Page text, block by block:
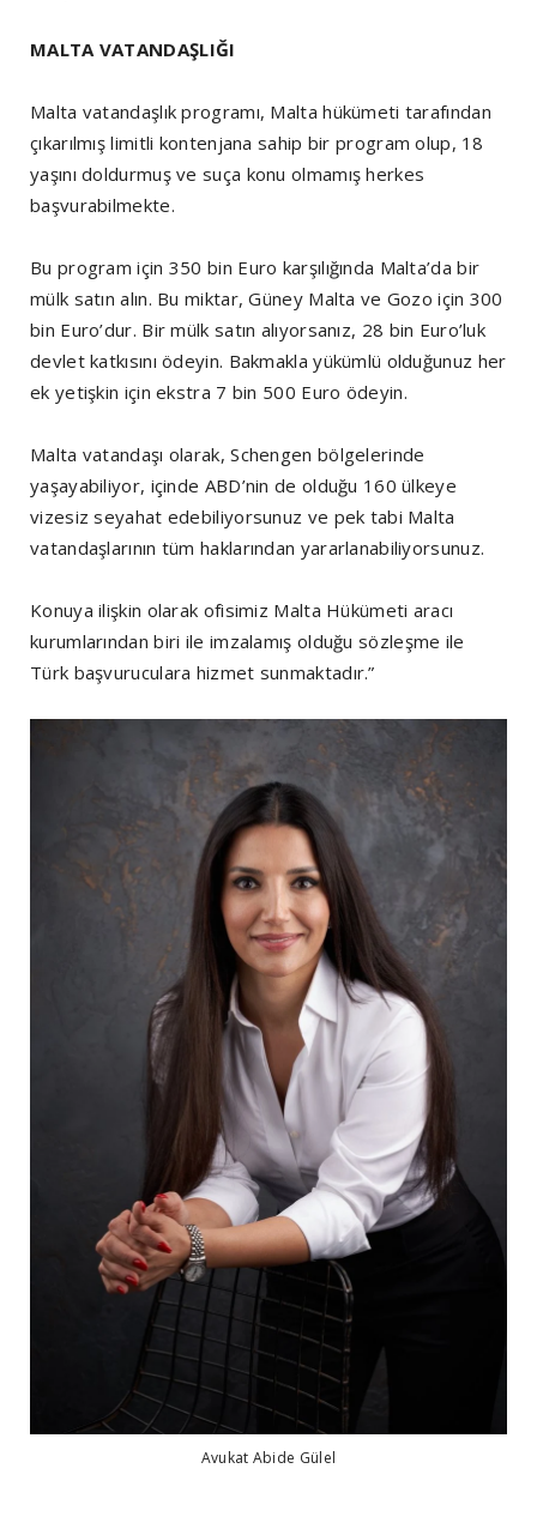
MALTA VATANDAŞLIĞI
Malta vatandaşlık programı, Malta hükümeti tarafından
çıkarılmış limitli kontenjana sahip bir program olup, 18
yaşını doldurmuş ve suça konu olmamış herkes
başvurabilmekte.
Bu program için 350 bin Euro karşılığında Malta’da bir
mülk satın alın. Bu miktar, Güney Malta ve Gozo için 300
bin Euro’dur. Bir mülk satın alıyorsanız, 28 bin Euro’luk
devlet katkısını ödeyin. Bakmakla yükümlü olduğunuz her
ek yetişkin için ekstra 7 bin 500 Euro ödeyin.
Malta vatandaşı olarak, Schengen bölgelerinde
yaşayabiliyor, içinde ABD’nin de olduğu 160 ülkeye
vizesiz seyahat edebiliyorsunuz ve pek tabi Malta
vatandaşlarının tüm haklarından yararlanabiliyorsunuz.
Konuya ilişkin olarak ofisimiz Malta Hükümeti aracı
kurumlarından biri ile imzalamış olduğu sözleşme ile
Türk başvuruculara hizmet sunmaktadır.”
Avukat Abide Gülel